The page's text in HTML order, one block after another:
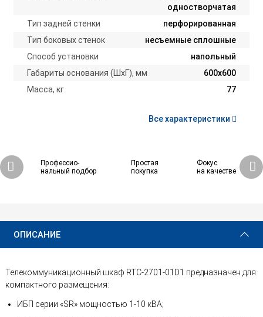
одностворчатая
Тип задней стенки
перфорированная
Тип боковых стенок
несъемные сплошные
Способ установки
напольный
Габариты основания (ШxГ), мм
600х600
Масса, кг
77
Все характеристики
Профессио-
нальный подбор
Простая
покупка
Фокус
на качестве
41 240 ₽ Купить
ОПИСАНИЕ
Телекоммуникационный шкаф RTC-2701-01D1 предназначен для
компактного размещения:
ИБП серии «SR» мощностью 1-10 кВА;